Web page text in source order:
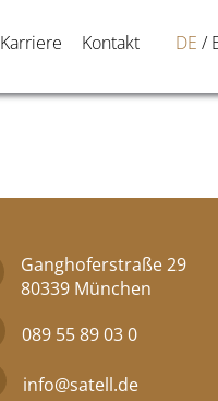
Karriere Kontakt DE
Ganghoferstraße 29
80339 München
089 55 89 03 0
info@satell.de